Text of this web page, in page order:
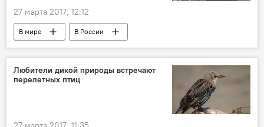
27 марта 2017, 12:12
В мире
В России
Банкир и национализация
Россия
Владимир Антонов
Snoras
суд
жалоба
иск
Любители дикой природы встречают
перелетных птиц